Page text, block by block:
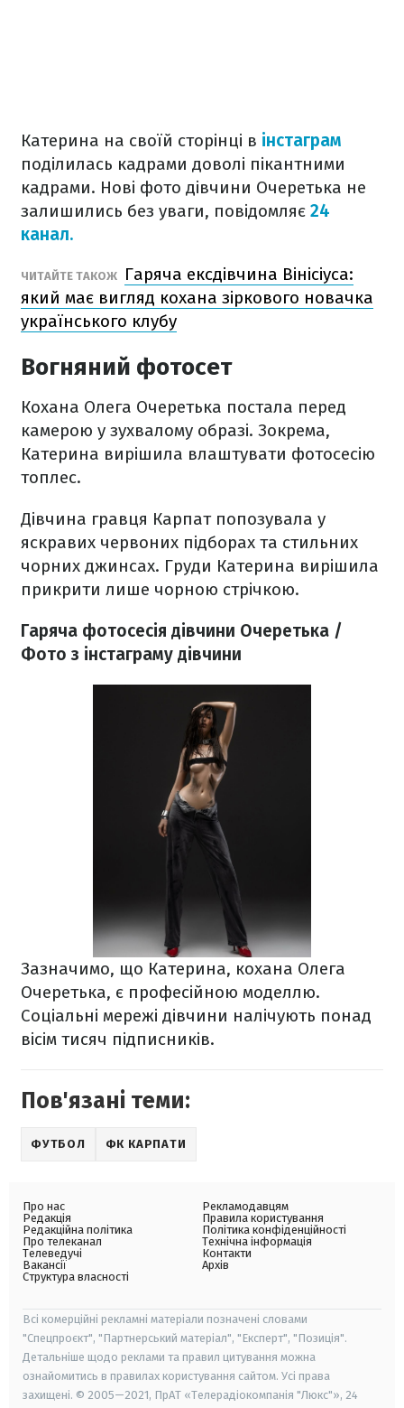
Катерина на своїй сторінці в інстаграм
поділилась кадрами доволі пікантними
кадрами. Нові фото дівчини Очеретька не
залишились без уваги, повідомляє 24
канал.
ЧИТАЙТЕ ТАКОЖ
Гаряча ексдівчина Вінісіуса:
який має вигляд кохана зіркового новачка
українського клубу
Вогняний фотосет
Кохана Олега Очеретька постала перед
камерою у зухвалому образі. Зокрема,
Катерина вирішила влаштувати фотосесію
топлес.
Дівчина гравця Карпат попозувала у
яскравих червоних підборах та стильних
чорних джинсах. Груди Катерина вирішила
прикрити лише чорною стрічкою.
Гаряча фотосесія дівчини Очеретька /
Фото з інстаграму дівчини
Зазначимо, що Катерина, кохана Олега
Очеретька, є професійною моделлю.
Соціальні мережі дівчини налічують понад
вісім тисяч підписників.
Пов'язані теми:
ФУТБОЛ ФК КАРПАТИ
Про нас
Редакція
Редакційна політика
Про телеканал
Телеведучі
Вакансії
Структура власності
Рекламодавцям
Правила користування
Політика конфіденційності
Технічна інформація
Контакти
Архів
Всі комерційні рекламні матеріали позначені словами
"Спецпроєкт", "Партнерський матеріал", "Експерт", "Позиція".
Детальніше щодо реклами та правил цитування можна
ознайомитись в правилах користування сайтом. Усі права
захищені. © 2005—2021, ПрАТ «Телерадіокомпанія "Люкс"», 24